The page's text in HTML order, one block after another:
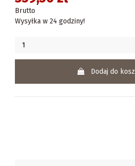
Brutto
Wysyłka w 24 godziny!
Dodaj do